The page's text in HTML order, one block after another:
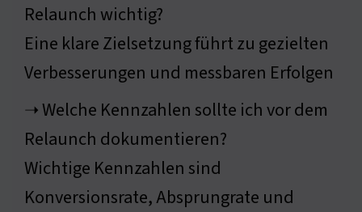
Relaunch wichtig?
Eine klare Zielsetzung führt zu gezielten
Verbesserungen und messbaren Erfolgen
➝ Welche Kennzahlen sollte ich vor dem
Relaunch dokumentieren?
Wichtige Kennzahlen sind
Konversionsrate, Absprungrate und